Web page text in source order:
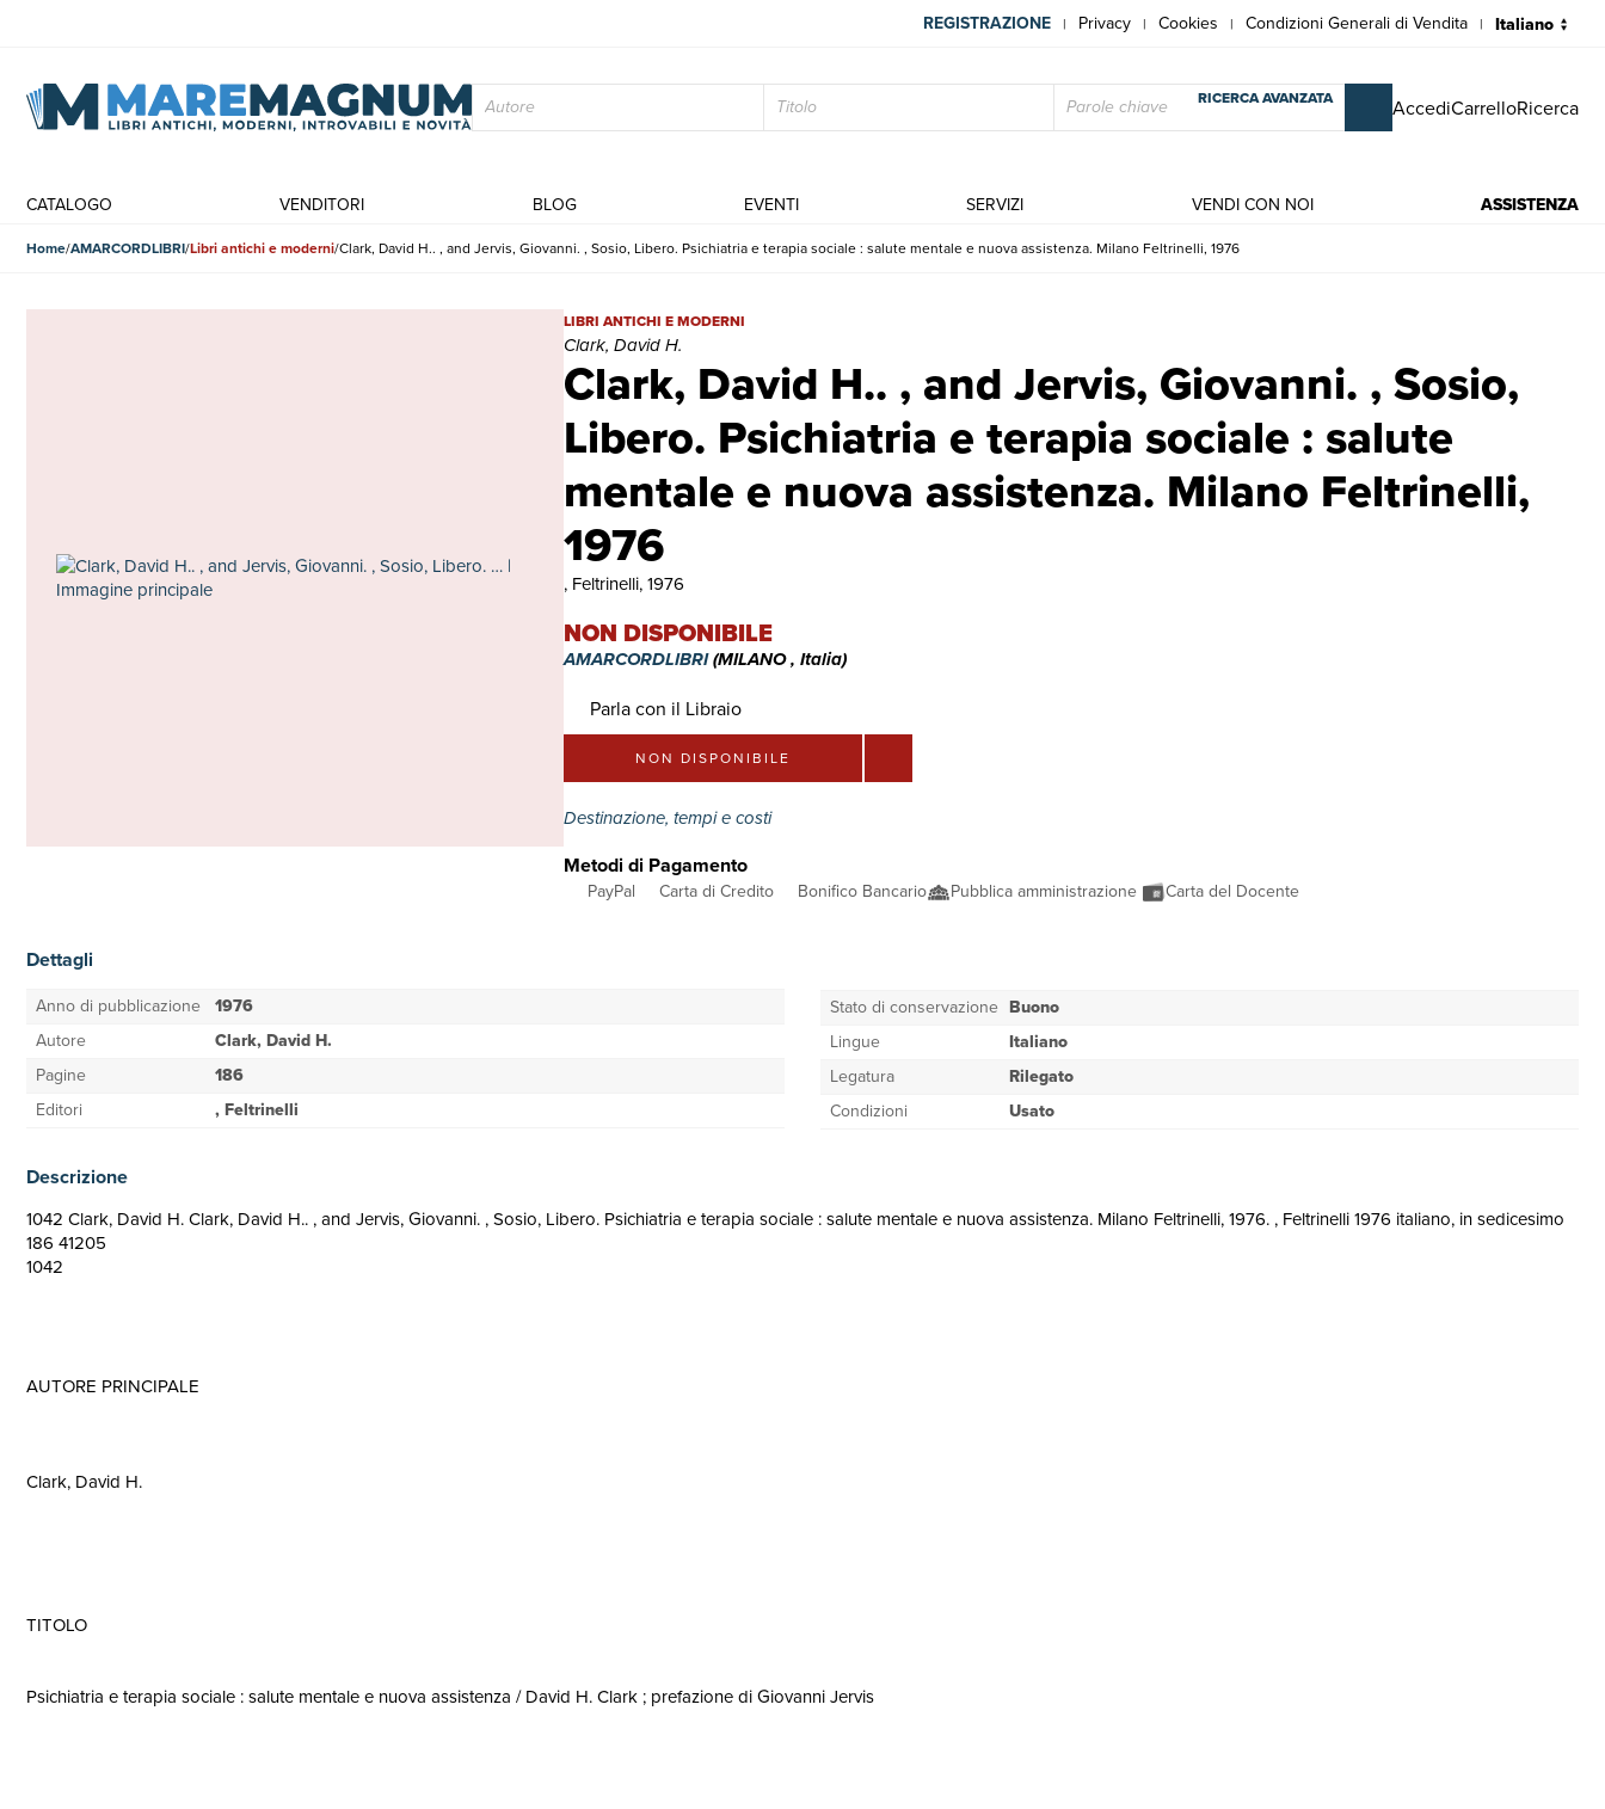
REGISTRAZIONE | Privacy | Cookies | Condizioni Generali di Vendita |
RICERCA AVANZATA AccediCarrelloRicerca
CATALOGO VENDITORI BLOG EVENTI SERVIZI VENDI CON NOI ASSISTENZA
Home AMARCORDLIBRI Libri antichi e moderni Clark, David H.. , and Jervis, Giovanni. , Sosio, Libero. Psichiatria e terapia sociale : salute mentale e nuova assistenza. Milano Feltrinelli, 1976
Clark, David H.. , and Jervis, Giovanni. , Sosio,
Libero. Psichiatria e terapia sociale : salute
mentale e nuova assistenza. Milano Feltrinelli,
1976
Clark, David H.. , and Jervis, Giovanni. , Sosio, Libero. Psichiatria e terapia sociale : salute mentale e nuova assistenza. Milano
LIBRI ANTICHI E MODERNI
Clark, David H.
, Feltrinelli, 1976
NON DISPONIBILE
AMARCORDLIBRI(MILANO , Italia)
Parla con il Libraio
NON DISPONIBILE
Destinazione, tempi e costi
Metodi di Pagamento
PayPal Carta di Credito Bonifico Bancario Pubblica amministrazione Carta del Docente
Dettagli
Anno di pubblicazione 1976
Autore
Clark, David H.
Pagine
186
Editori
, Feltrinelli
Stato di conservazione Buono
Lingue
Italiano
Legatura
Rilegato
Condizioni
Usato
Descrizione
1042 Clark, David H. Clark, David H.. , and Jervis, Giovanni. , Sosio, Libero. Psichiatria e terapia sociale : salute mentale e nuova assistenza. Milano Feltrinelli, 1976. , Feltrinelli 1976 italiano, in sedicesimo
186 41205
1042
AUTORE PRINCIPALE
Clark, David H.
TITOLO
Psichiatria e terapia sociale : salute mentale e nuova assistenza / David H. Clark ; prefazione di Giovanni Jervis